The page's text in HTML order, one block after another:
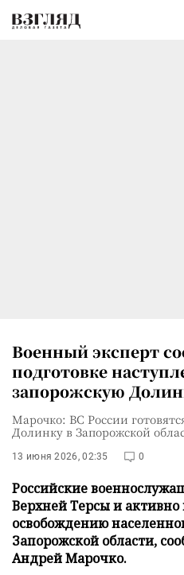
Военный эксперт
подготовке
запорожскую
Марочко: ВС России
Долинку в Запорожской
13 июня 2026, 02:35 0
Российские
Верхней Терсы и активно
освобождению
Запорожской области,
Андрей Марочко.